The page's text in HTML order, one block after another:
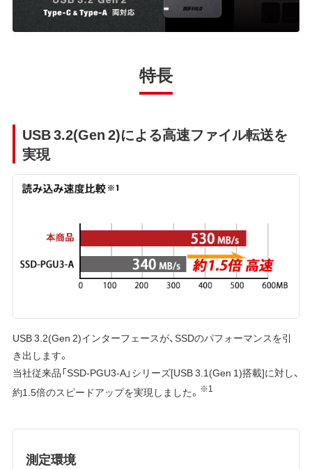
特長
USB 3.2(Gen 2)による高速ファイル転送を
実現
USB 3.2(Gen 2)インターフェースが、SSDのパフォーマンスを引
き出します。
当社従来品「SSD-PGU3-A」シリーズ[USB 3.1(Gen 1)搭載]に対し、
約1.5倍のスピードアップを実現しました。 ※1
測定環境